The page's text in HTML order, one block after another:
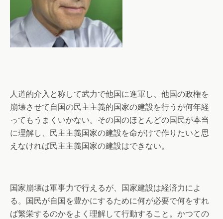
人道的介入と称して武力で他国に進軍し、他国の政権を
崩壊させて自国の民主主義的国家の建設を行うが何年経
ってもうまくいかない。その国のほとんどの国民が本当
に理解し、民主主義国家の建設を命がけで作りたいと思
えなければ民主主義国家の建設はできない。
国家崩壊は軍事力で行えるが、国家建設は経済力によ
る。国民が自国を豊かにするために何が必要で何をすれ
ば繁栄するのかをよく理解して行動すること。かつての